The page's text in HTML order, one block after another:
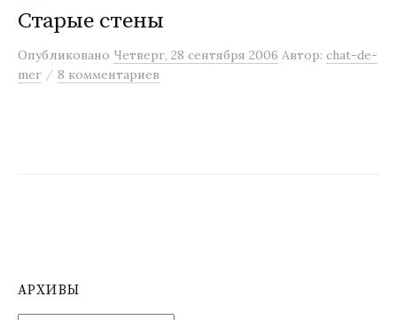
Старые стены
Опубликовано Четверг, 28 сентября 2006 Автор: chat-de-
mer / 8 комментариев
АРХИВЫ